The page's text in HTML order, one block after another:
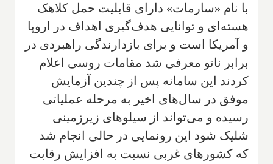
با نام «سارمات» دارای قابلیت حمل کلاهک
هسته‌ای و توانایی هدف‌گیری اهداف در اروپا
و آمریکا است و برای بازدارندگی راهبردی در
برابر ناتو معرفی شد مقامات روسی اعلام
کردند این سامانه پس از چندین آزمایش
موفق در سال‌های اخیر به مرحله عملیاتی
رسیده و می‌تواند از سیلوهای زیرزمینی
شلیک شود این رونمایی در حالی انجام شد
که کشورهای غربی نسبت به افزایش رقابت